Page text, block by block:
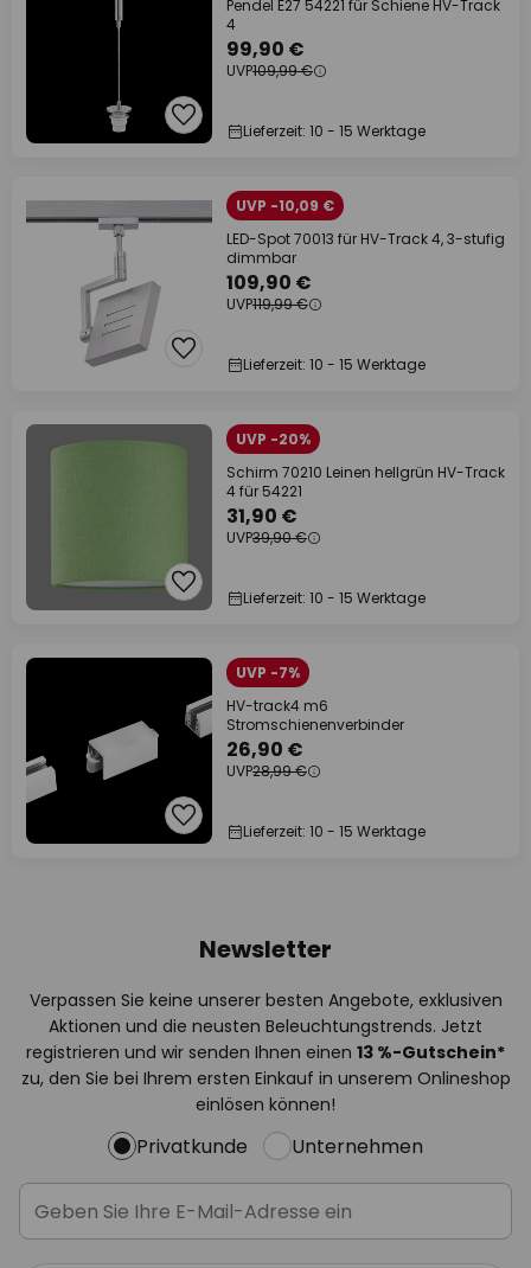
Pendel E27 54221 für Schiene HV-Track
4
99,90 €
UVP109,99 €
Lieferzeit: 10 - 15 Werktage
UVP -10,09 €
LED-Spot 70013 für HV-Track 4, 3-stufig
dimmbar
109,90 €
UVP119,99 €
Lieferzeit: 10 - 15 Werktage
UVP -20%
Schirm 70210 Leinen hellgrün HV-Track
4 für 54221
31,90 €
UVP39,90 €
Lieferzeit: 10 - 15 Werktage
UVP -7%
HV-track4 m6
Stromschienenverbinder
26,90 €
UVP28,99 €
Lieferzeit: 10 - 15 Werktage
Newsletter
Verpassen Sie keine unserer besten Angebote, exklusiven
Aktionen und die neusten Beleuchtungstrends. Jetzt
registrieren und wir senden Ihnen einen 13 %-Gutschein*
zu, den Sie bei Ihrem ersten Einkauf in unserem Onlineshop
einlösen können!
Privatkunde Unternehmen